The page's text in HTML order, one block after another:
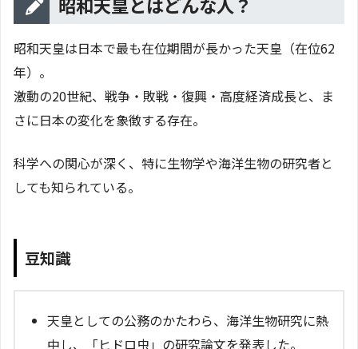
昭和天皇は日本で最も在位期間が長かった天皇（在位62
年）。
激動の20世紀、戦争・敗戦・復興・高度経済成長と、ま
さに日本の変化を象徴する存在。
科学への関心が深く、特に生物学や海洋生物の研究者と
しても知られている。
豆知識
天皇としての公務のかたわら、海洋生物研究に熱
中し、「ヒドロ虫」の研究論文を発表した。